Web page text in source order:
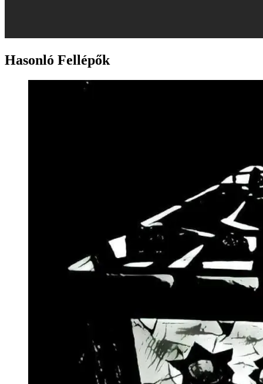
Hasonló Fellépők